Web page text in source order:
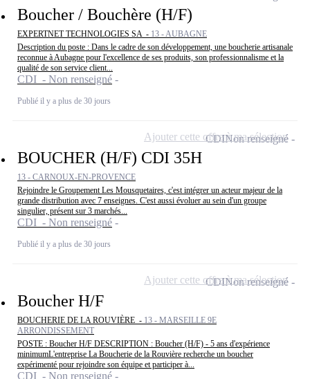
Boucher / Bouchère (H/F)
EXPERTNET TECHNOLOGIES SA - 13 - AUBAGNE
Description du poste : Dans le cadre de son développement, une boucherie artisanale
reconnue à Aubagne pour l'excellence de ses produits, son professionnalisme et la
qualité de son service client...
CDI - Non renseigné
Publié il y a plus de 30 jours
BOUCHER (H/F) CDI 35H
13 - CARNOUX-EN-PROVENCE
Rejoindre le Groupement Les Mousquetaires, c'est intégrer un acteur majeur de la
grande distribution avec 7 enseignes. C'est aussi évoluer au sein d'un groupe
singulier, présent sur 3 marchés...
CDI - Non renseigné
Publié il y a plus de 30 jours
CDINon renseigné
Ajouter cette offre à ma sélection
Boucher H/F
BOUCHERIE DE LA ROUVIÈRE - 13 - MARSEILLE 9E
ARRONDISSEMENT
POSTE : Boucher H/F DESCRIPTION : Boucher (H/F) - 5 ans d'expérience
minimumL'entreprise La Boucherie de la Rouvière recherche un boucher
expérimenté pour rejoindre son équipe et participer à...
CDI - Non renseigné
CDINon renseigné
Ajouter cette offre à ma sélection